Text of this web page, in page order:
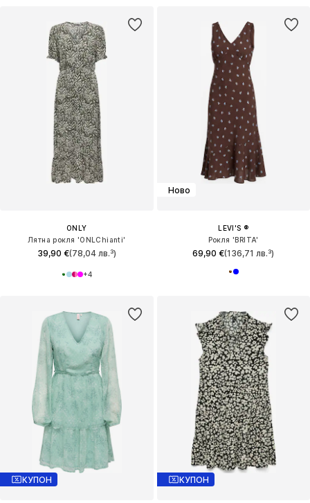
ONLY
Лятна рокля 'ONLChianti'
39,90 €(78,04 лв.³)
+4
Ново
LEVI'S ®
Рокля 'BRITA'
69,90 €(136,71 лв.³)
КУПОН КУПОН